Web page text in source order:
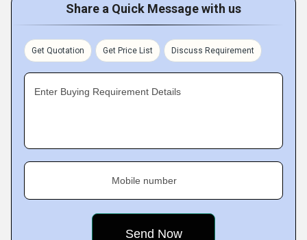
Share a Quick Message with us
Get Quotation Get Price List Discuss Requirement
Enter Buying Requirement Details
Mobile number